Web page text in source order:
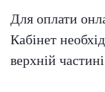
Для оплати
Кабінет
верхній